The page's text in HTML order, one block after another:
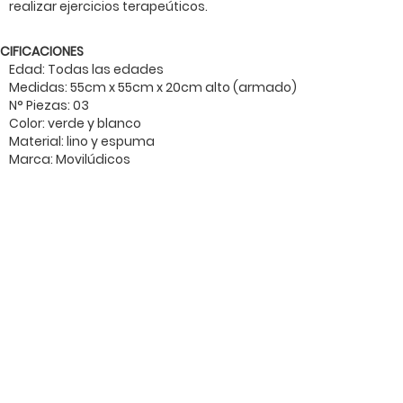
realizar ejercicios terapeúticos.
Edad: Todas las edades
Medidas: 55cm x 55cm x 20cm alto (armado)
N° Piezas: 03
Color: verde y blanco
Material: lino y espuma
Marca: Movilúdicos